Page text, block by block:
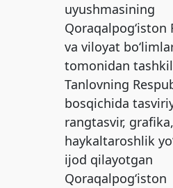
uyushmasining
Qoraqalpog‘iston
va viloyat
tomonidan
Tanlovning
bosqichida
rangtasvir, grafika,
haykaltaroshlik
ijod qilayotgan
Qoraqalpog‘iston